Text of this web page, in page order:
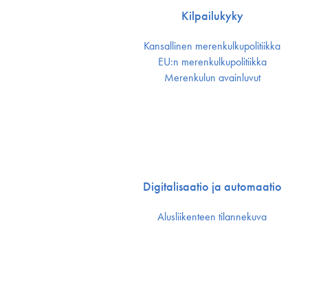
Kilpailukyky
Kansallinen merenkulku­politiikka
EU:n merenkulku­politiikka
Merenkulun avainluvut
Digitalisaatio ja automaatio
Alusliikenteen tilannekuva